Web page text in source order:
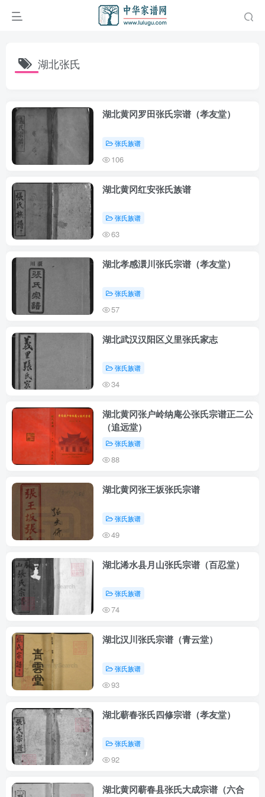
湖北张氏
湖北黄冈罗田张氏宗谱（孝友堂）
张氏族谱
106
湖北黄冈红安张氏族谱
张氏族谱
63
湖北孝感澴川张氏宗谱（孝友堂）
张氏族谱
57
湖北武汉汉阳区义里张氏家志
张氏族谱
34
湖北黄冈张户岭纳庵公张氏宗谱正二公
（追远堂）
张氏族谱
88
湖北黄冈张王坂张氏宗谱
张氏族谱
49
湖北浠水县月山张氏宗谱（百忍堂）
张氏族谱
74
湖北汉川张氏宗谱（青云堂）
张氏族谱
93
湖北蕲春张氏四修宗谱（孝友堂）
张氏族谱
92
湖北黄冈蕲春县张氏大成宗谱（六合